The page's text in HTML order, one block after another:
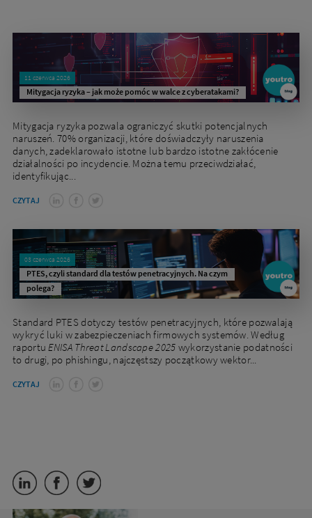
11 czerwca 2026
Mitygacja ryzyka – jak może pomóc w walce z cyberatakami?
Mitygacja ryzyka pozwala ograniczyć skutki potencjalnych
naruszeń. 70% organizacji, które doświadczyły naruszenia
danych, zadeklarowało istotne lub bardzo istotne zakłócenie
działalności po incydencie. Można temu przeciwdziałać,
identyfikując...
CZYTAJ
03 czerwca 2026
PTES, czyli standard dla testów penetracyjnych. Na czym
polega?
Standard PTES dotyczy testów penetracyjnych, które pozwalają
wykryć luki w zabezpieczeniach firmowych systemów. Według
raportu ENISA Threat Landscape 2025 wykorzystanie podatności
to drugi, po phishingu, najczęstszy początkowy wektor...
CZYTAJ